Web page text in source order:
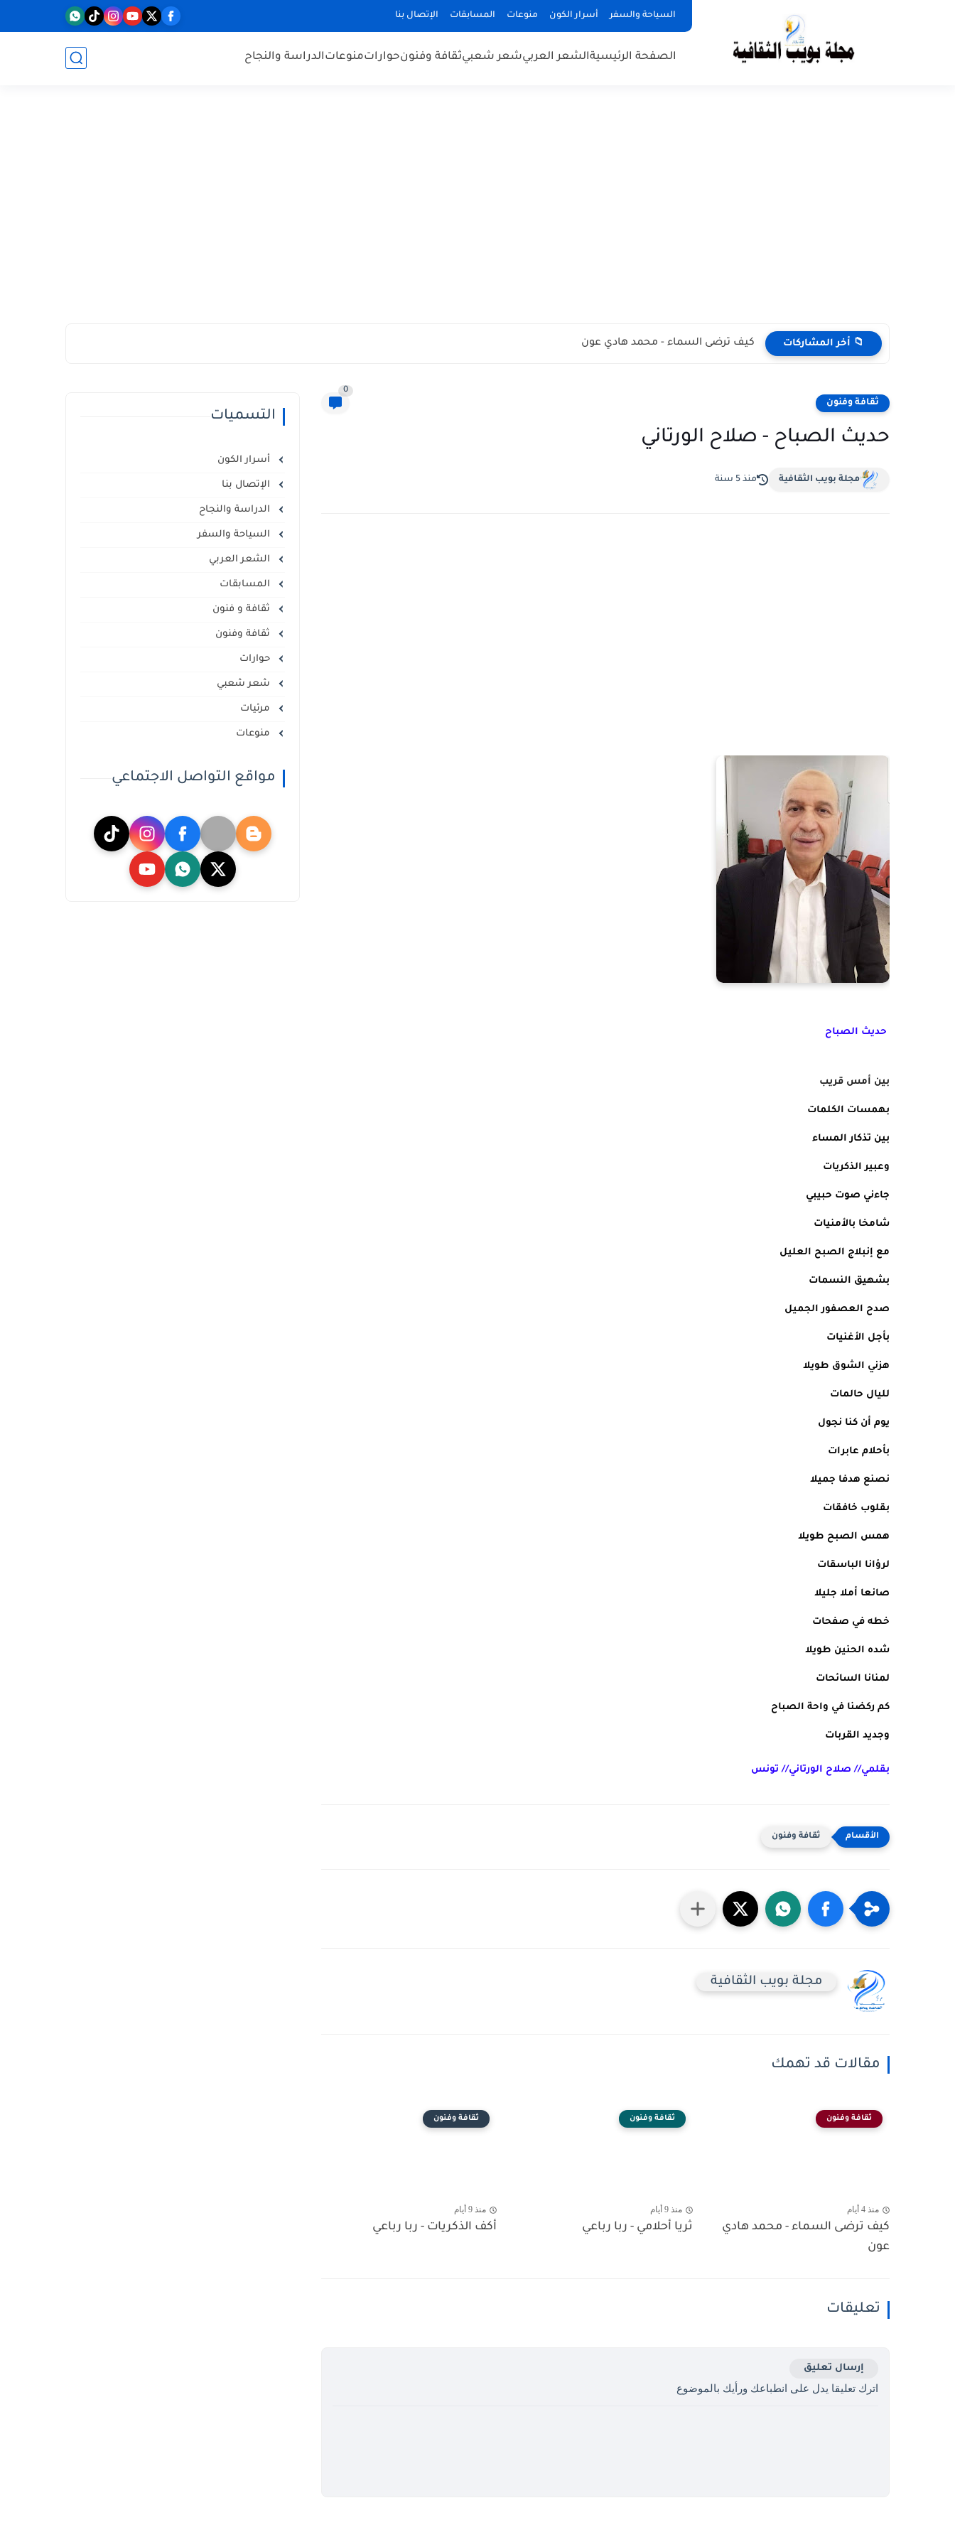
السياحة والسفر أسرار الكون منوعات المسابقات الإتصال بنا
الصفحة الرئيسيةالشعر العربيشعر شعبيثقافة وفنونحواراتمنوعاتالدراسة والنجاح
📁 أخر المشاركات كيف ترضى السماء - محمد هادي عون
ثقافة وفنون
0
حديث الصباح - صلاح الورتاني
مجلة بويب الثقافية منذ 5 سنة
حديث الصباح
بين أمس قريب
بهمسات الكلمات
بين تذكار المساء
وعبير الذكريات
جاءني صوت حبيبي
شامخا بالأمنيات
مع إنبلاج الصبح العليل
بشهيق النسمات
صدح العصفور الجميل
بأجل الأغنيات
هزني الشوق طويلا
لليال حالمات
يوم أن كنا نجول
بأحلام عابرات
نصنع هدفا جميلا
بقلوب خافقات
همس الصبح طويلا
لرؤانا الباسقات
صانعا أملا جليلا
خطه في صفحات
شده الحنين طويلا
لمنانا السائحات
كم ركضنا في واحة الصباح
وجديد القربات
بقلمي// صلاح الورتاني// تونس
ثقافة وفنون
مجلة بويب الثقافية
مقالات قد تهمك
ثقافة وفنون
منذ 4 أيام
كيف ترضى السماء - محمد هادي
عون
ثقافة وفنون
منذ 9 أيام
ثريا أحلامي - ربا رباعي
ثقافة وفنون
منذ 9 أيام
أكف الذكريات - ربا رباعي
تعليقات
إرسال تعليق
اترك تعليقا يدل على انطباعك ورأيك بالموضوع
التسميات
أسرار الكون
الإتصال بنا
الدراسة والنجاح
السياحة والسفر
الشعر العربي
المسابقات
ثقافة و فنون
ثقافة وفنون
حوارات
شعر شعبي
مرئيات
منوعات
مواقع التواصل الاجتماعي